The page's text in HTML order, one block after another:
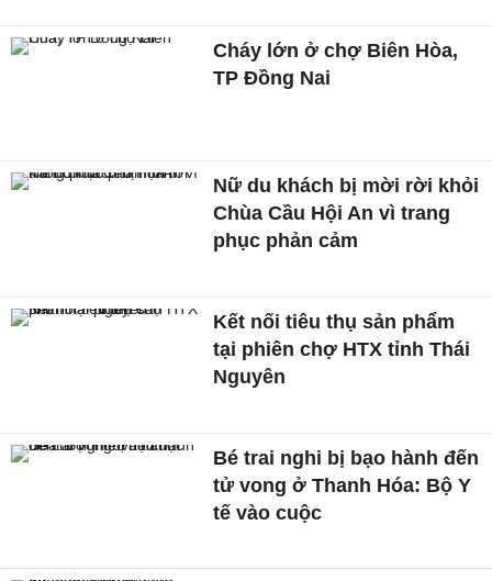
Cháy lớn ở chợ Biên Hòa,
TP Đồng Nai
Nữ du khách bị mời rời khỏi
Chùa Cầu Hội An vì trang
phục phản cảm
Kết nối tiêu thụ sản phẩm
tại phiên chợ HTX tỉnh Thái
Nguyên
Bé trai nghi bị bạo hành đến
tử vong ở Thanh Hóa: Bộ Y
tế vào cuộc